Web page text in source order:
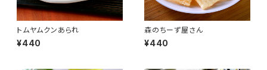
トムヤムクンあられ
¥440
森のちーず屋さん
¥440